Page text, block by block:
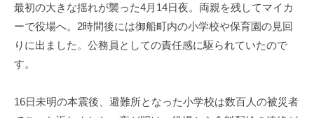
最初の大きな揺れが襲った4月14日夜。両親を残してマイカ
ーで役場へ。2時間後には御船町内の小学校や保育園の見回
りに出ました。公務員としての責任感に駆られていたので
す。
16日未明の本震後、避難所となった小学校は数百人の被災者